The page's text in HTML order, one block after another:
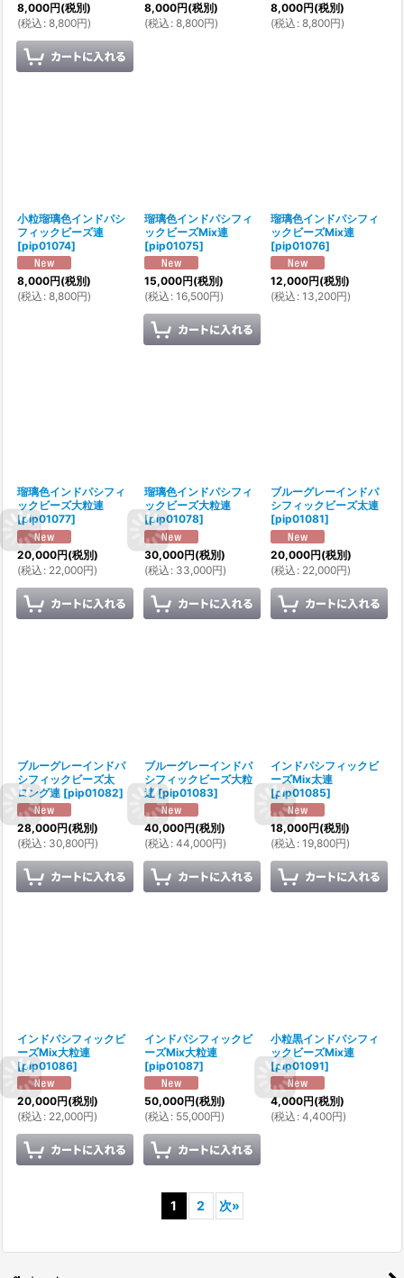
8,000円(税別)
(税込 : 8,800円)
8,000円(税別)
(税込 : 8,800円)
8,000円(税別)
(税込 : 8,800円)
小粒瑠璃色インドパシ
フィックビーズ連
[pip01074]
8,000円(税別)
(税込 : 8,800円)
瑠璃色インドパシフィ
ックビーズMix連
[pip01075]
15,000円(税別)
(税込 : 16,500円)
瑠璃色インドパシフィ
ックビーズMix連
[pip01076]
12,000円(税別)
(税込 : 13,200円)
瑠璃色インドパシフィ
ックビーズ大粒連
[pip01077]
20,000円(税別)
(税込 : 22,000円)
瑠璃色インドパシフィ
ックビーズ大粒連
[pip01078]
30,000円(税別)
(税込 : 33,000円)
ブルーグレーインドパ
シフィックビーズ太連
[pip01081]
20,000円(税別)
(税込 : 22,000円)
ブルーグレーインドパ
シフィックビーズ太
ロング連 [pip01082]
28,000円(税別)
(税込 : 30,800円)
ブルーグレーインドパ
シフィックビーズ大粒
連 [pip01083]
40,000円(税別)
(税込 : 44,000円)
インドパシフィックビ
ーズMix太連
[pip01085]
18,000円(税別)
(税込 : 19,800円)
インドパシフィックビ
ーズMix大粒連
[pip01086]
20,000円(税別)
(税込 : 22,000円)
インドパシフィックビ
ーズMix大粒連
[pip01087]
50,000円(税別)
(税込 : 55,000円)
小粒黒インドパシフィ
ックビーズMix連
[pip01091]
4,000円(税別)
(税込 : 4,400円)
1 2 次»